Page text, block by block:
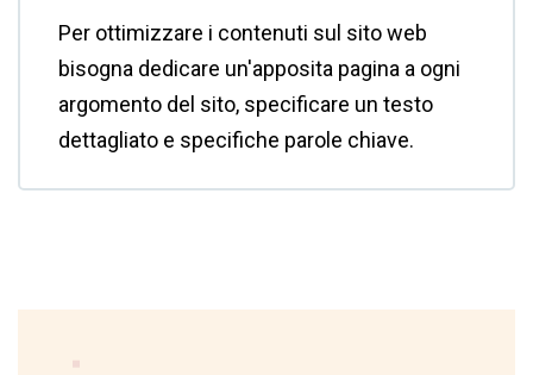
Per ottimizzare i contenuti sul sito web
bisogna dedicare un'apposita pagina a ogni
argomento del sito, specificare un testo
dettagliato e specifiche parole chiave.